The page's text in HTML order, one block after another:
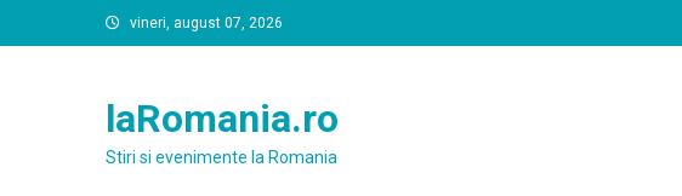
to
vineri, august 07, 2026
laRomania.ro
Stiri si evenimente la Romania